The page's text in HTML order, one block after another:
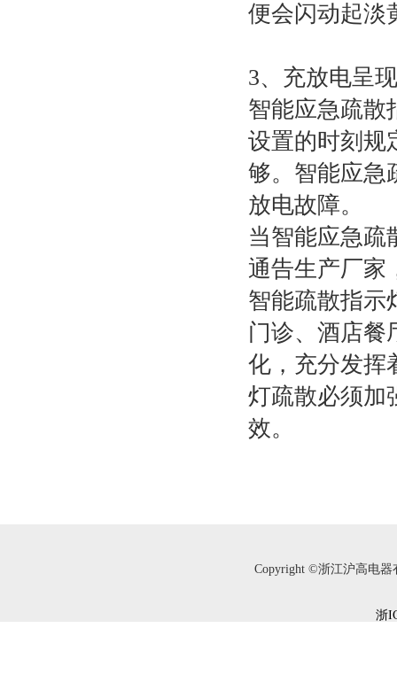
便会闪动起淡
3、充放电呈现
智能应急疏散
设置的时刻规
够。智能应急
放电故障。
当智能应急疏
通告生产厂家
智能疏散指示
门诊、酒店餐
化，充分发挥
灯疏散必须加
效。
Copyright ©浙江沪高电器
浙